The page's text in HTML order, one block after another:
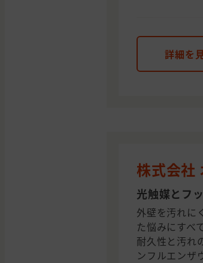
詳細を
株式会社
光触媒とフ
外壁を汚れに
た悩みにすべ
耐久性と汚れ
ンフルエンザ